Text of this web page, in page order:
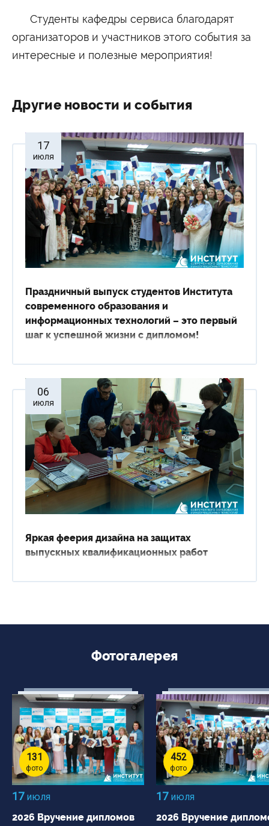
Студенты кафедры сервиса благодарят
организаторов и участников этого события за
интересные и полезные мероприятия!
Другие новости и события
17
июля
Праздничный выпуск студентов Института
современного образования и
информационных технологий – это первый
шаг к успешной жизни с дипломом!
06
июля
Яркая феерия дизайна на защитах
выпускных квалификационных работ
Фотогалерея
131
фото
17июля
2026 Вручение дипломов
452
фото
17июля
2026 Вручение